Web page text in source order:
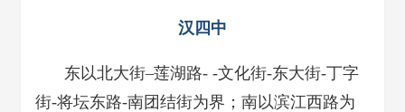
汉四中
东以北大街–莲湖路- -文化街-东大街-丁字
街-将坛东路-南团结街为界；南以滨江西路为